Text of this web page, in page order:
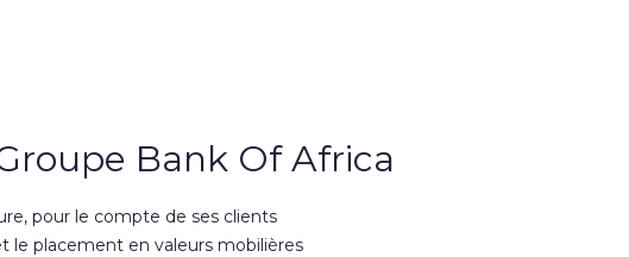
Bank Of Africa
pour le compte de ses clients
le placement en valeurs mobilières